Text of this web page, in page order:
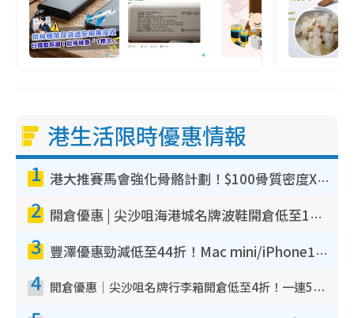
港生活限時優惠情報
1 港大推賽馬會強化骨骼計劃！$100骨質密度X光檢查 完成免費運動訓練送超市禮券！附參加資格
2 開倉優惠 | 尖沙咀海港城名牌波鞋開倉低至1折！On鞋$899起／Joy&Peace鞋履$98起
3 豐澤優惠勁減低至44折！Mac mini/iPhone17Pro大減價！廚房家電$220起
4 開倉優惠｜尖沙咀名牌行李箱開倉低至4折！一連5日 American Tourister/ace./Hallmark $200起！